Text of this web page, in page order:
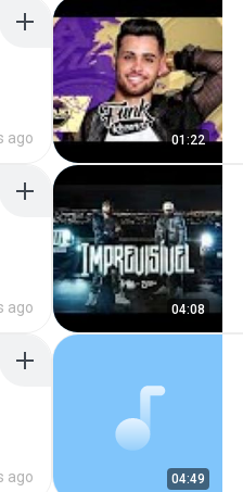
ago 01:22
ago 04:08
ago 04:49